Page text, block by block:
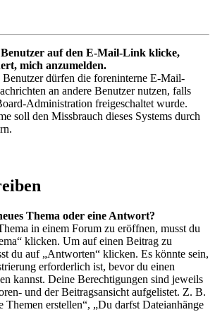
Benutzer auf den E-Mail-Link klicke,
mich anzumelden.
dürfen die foreninterne E-Mail-
an andere Benutzer nutzen, falls
Administration freigeschaltet wurde.
soll den Missbrauch dieses Systems durch
Thema oder eine Antwort?
in einem Forum zu eröffnen, musst du
klicken. Um auf einen Beitrag zu
du auf „Antworten“ klicken. Es könnte sein,
erforderlich ist, bevor du einen
kannst. Deine Berechtigungen sind jeweils
und der Beitragsansicht aufgelistet. Z. B.
Themen erstellen“, „Du darfst Dateianhänge